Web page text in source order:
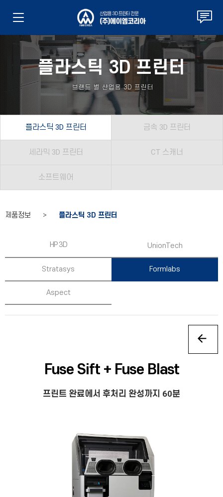
플라스틱 3D 프린터
브랜드 별 산업용 3D 프린터
플라스틱 3D 프린터 금속 3D 프린터
세라믹 3D 프린터 CT 스캐너
소프트웨어
제품정보 > 플라스틱 3D 프린터
HP 3D UnionTech
Stratasys Formlabs
Aspect
Fuse Sift + Fuse Blast
프린트 완료에서 후처리 완성까지 60분